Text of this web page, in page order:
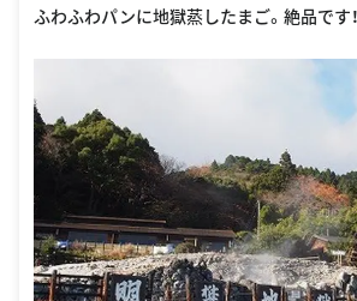
ふわふわパンに地獄蒸したまご。絶品です！